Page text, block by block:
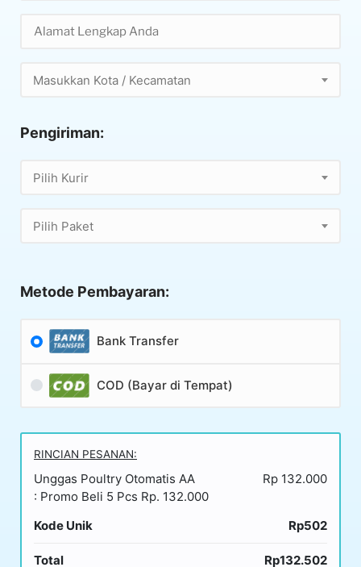
Masukkan Kota / Kecamatan
Pengiriman:
Pilih Kurir
Pilih Paket
Metode Pembayaran:
Bank Transfer
COD (Bayar di Tempat)
RINCIAN PESANAN:
Unggas Poultry Otomatis AA
: Promo Beli 5 Pcs Rp. 132.000
Rp 132.000
Kode Unik Rp502
Total Rp132.502